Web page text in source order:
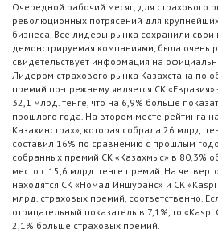
Очередной рабочий месяц для страхового
революционных потрясений для
бизнеса. Все лидеры рынка сохранили свои
демонстрируемая компаниями, была очень
свидетельствует информация на
Лидером страхового рынка Казахстана по
премий по-прежнему является СК
32,1 млрд. тенге, что на 6,9% больше
прошлого года. На втором месте рейтинга
Казахинстрах», которая собрала 26 млрд.
составил 16% по сравнению с прошлым
собранных премий СК «Казахмыс» в 80,3%
место с 15,6 млрд. тенге премий. На
находятся СК «Номад Иншуранс» и СК
млрд. страховых премий, соответственно.
отрицательный показатель в 7,1%, то
2,1% больше страховых премий.